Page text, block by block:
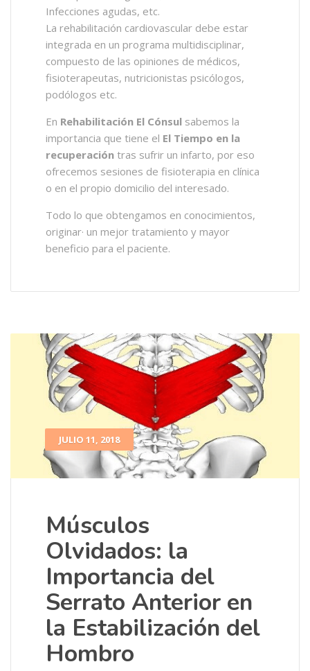
Infecciones agudas, etc.
La rehabilitación cardiovascular debe estar
integrada en un programa multidisciplinar,
compuesto de las opiniones de médicos,
fisioterapeutas, nutricionistas psicólogos,
podólogos etc.
En Rehabilitación El Cónsul sabemos la
importancia que tiene el El Tiempo en la
recuperación tras sufrir un infarto, por eso
ofrecemos sesiones de fisioterapia en clínica
o en el propio domicilio del interesado.
Todo lo que obtengamos en conocimientos,
originar· un mejor tratamiento y mayor
beneficio para el paciente.
JULIO 11, 2018
Músculos
Olvidados: la
Importancia del
Serrato Anterior en
la Estabilización del
Hombro